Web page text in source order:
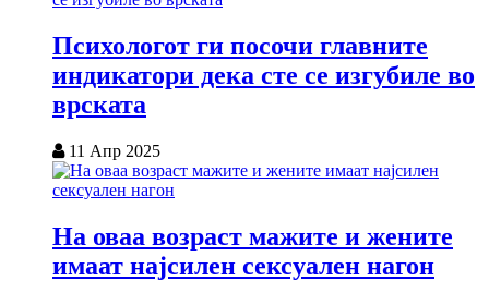
Психологот ги посочи главните
индикатори дека сте се изгубиле во
врската
11 Апр 2025
На оваа возраст мажите и жените
имаат најсилен сексуален нагон